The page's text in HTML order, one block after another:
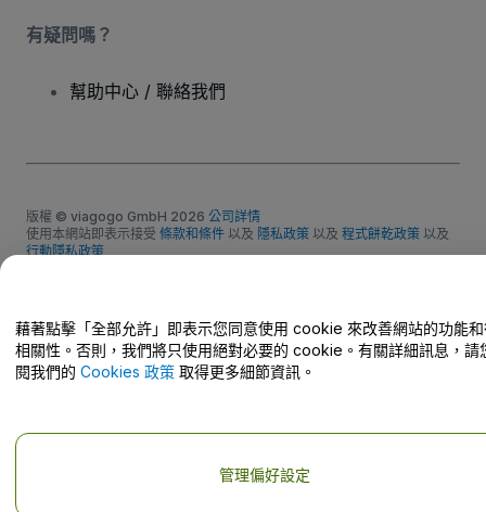
有疑問嗎？
幫助中心 / 聯絡我們
版權 © viagogo GmbH 2026 公司詳情
使用本網站即表示接受 條款和條件 以及 隱私政策 以及 程式餅乾政策 以及
行動隱私政策
藉著點擊「全部允許」即表示您同意使用 cookie 來改善網站的功能
相關性。否則，我們將只使用絕對必要的 cookie。有關詳細訊息，請
閱我們的 Cookies 政策 取得更多細節資訊。
管理偏好設定